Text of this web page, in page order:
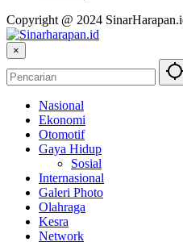
Copyright @ 2024
×
Nasional
Ekonomi
Otomotif
Gaya Hidup
Sosial
Internasional
Galeri Photo
Olahraga
Kesra
Network